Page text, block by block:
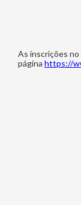
As inscrições no
página https://